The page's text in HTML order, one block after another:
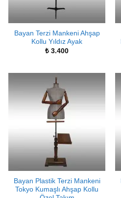
Bayan Terzi Mankeni Ahşap
Kollu Yıldız Ayak
₺ 3.400
Bayan Plastik Terzi Mankeni
Tokyo Kumaşlı Ahşap Kollu